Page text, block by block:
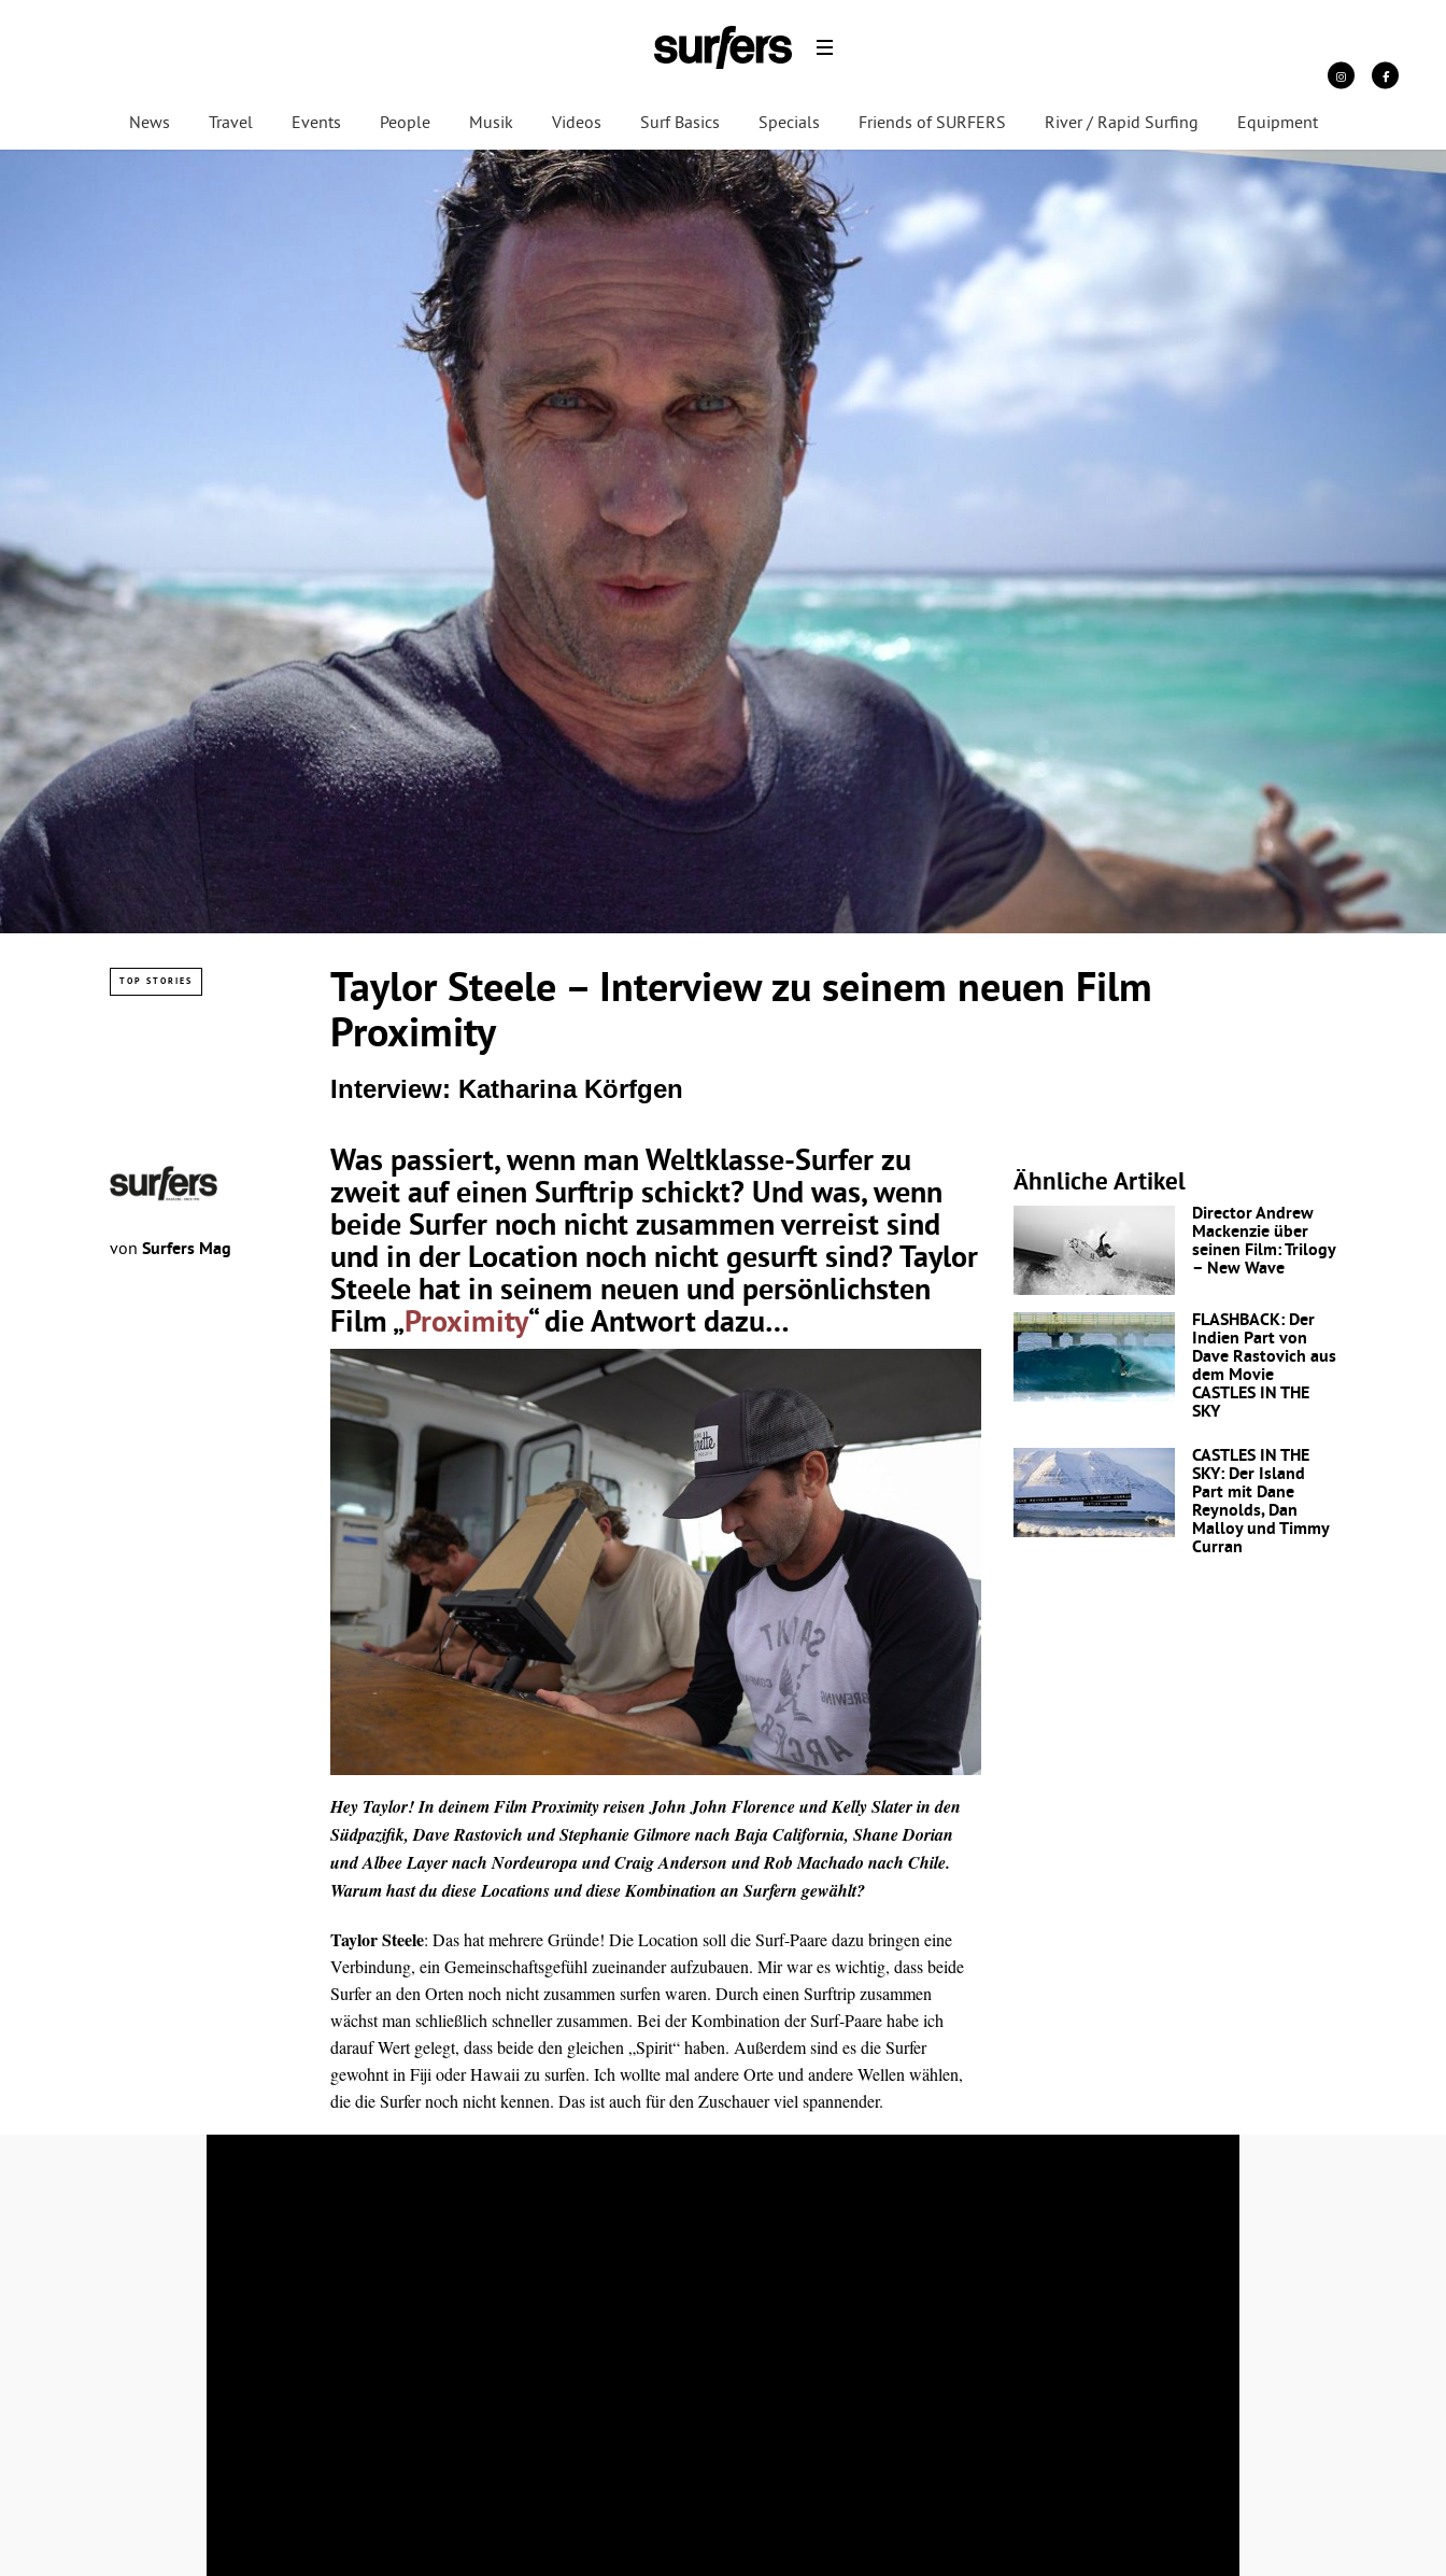
News Travel Events People Musik Videos Surf Basics Specials Friends of SURFERS River / Rapid Surfing Equipment
TOP STORIES
Taylor Steele – Interview zu seinem neuen Film
Proximity
Interview: Katharina Körfgen
von Surfers Mag
Was passiert, wenn man Weltklasse-Surfer zu
zweit auf einen Surftrip schickt? Und was, wenn
beide Surfer noch nicht zusammen verreist sind
und in der Location noch nicht gesurft sind? Taylor
Steele hat in seinem neuen und persönlichsten
Film „Proximity“ die Antwort dazu…
Hey Taylor! In deinem Film Proximity reisen John John Florence und Kelly Slater in den
Südpazifik, Dave Rastovich und Stephanie Gilmore nach Baja California, Shane Dorian
und Albee Layer nach Nordeuropa und Craig Anderson und Rob Machado nach Chile.
Warum hast du diese Locations und diese Kombination an Surfern gewählt?
Taylor Steele: Das hat mehrere Gründe! Die Location soll die Surf-Paare dazu bringen eine
Verbindung, ein Gemeinschaftsgefühl zueinander aufzubauen. Mir war es wichtig, dass beide
Surfer an den Orten noch nicht zusammen surfen waren. Durch einen Surftrip zusammen
wächst man schließlich schneller zusammen. Bei der Kombination der Surf-Paare habe ich
darauf Wert gelegt, dass beide den gleichen „Spirit“ haben. Außerdem sind es die Surfer
gewohnt in Fiji oder Hawaii zu surfen. Ich wollte mal andere Orte und andere Wellen wählen,
die die Surfer noch nicht kennen. Das ist auch für den Zuschauer viel spannender.
Ähnliche Artikel
Director Andrew
Mackenzie über
seinen Film: Trilogy
– New Wave
FLASHBACK: Der
Indien Part von
Dave Rastovich aus
dem Movie
CASTLES IN THE
SKY
CASTLES IN THE
SKY: Der Island
Part mit Dane
Reynolds, Dan
Malloy und Timmy
Curran